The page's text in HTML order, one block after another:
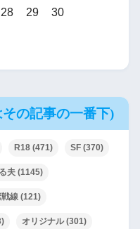
28 29
30
の記事の一番下)
R18 (471) SF (370)
夫 (1145)
線 (121)
オリジナル(301)